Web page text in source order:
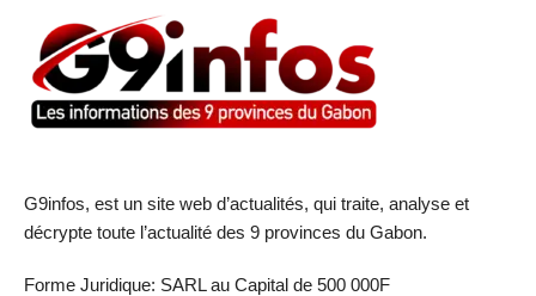
G9infos, est un site web d’actualités, qui traite, analyse et
décrypte toute l’actualité des 9 provinces du Gabon.
Forme Juridique: SARL au Capital de 500 000F